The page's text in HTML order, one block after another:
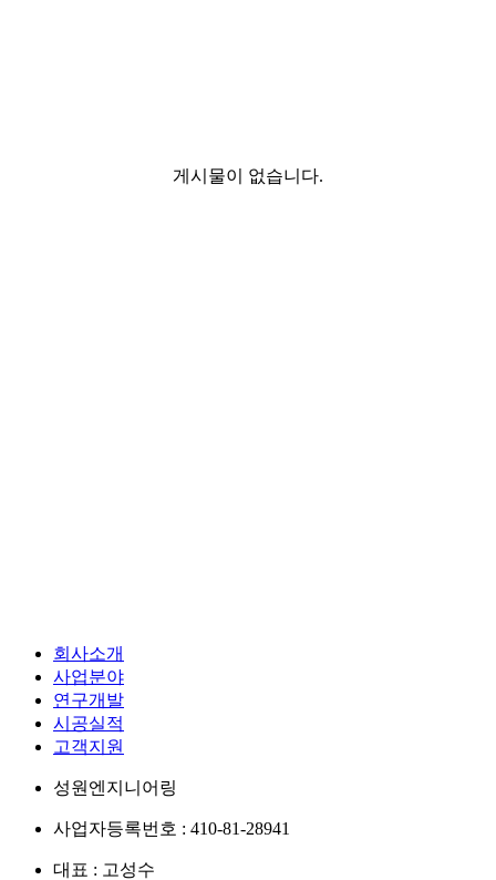
게시물이 없습니다.
회사소개
사업분야
연구개발
시공실적
고객지원
성원엔지니어링
사업자등록번호 : 410-81-28941
대표 : 고성수